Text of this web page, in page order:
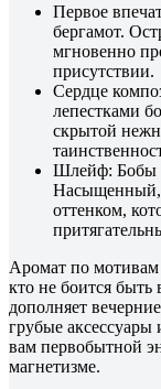
Первое
бергамот.
мгновенно
присутствии.
Сердце
лепестками
скрытой
Шлейф: Бобы
Насыщенный,
оттенком,
Аромат по мотивам
кто не боится
дополняет
грубые
вам первобытной
магнетизме.